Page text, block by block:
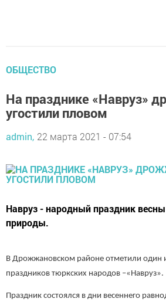
ОБЩЕСТВО
На празднике «Навруз»
угостили пловом
admin, 22 марта 2021 - 07:54
Навруз - народный праздник
природы.
В Дрожжановском районе отметили один
праздников тюркских народов –«Навруз».
Праздник состоялся в дни весеннего